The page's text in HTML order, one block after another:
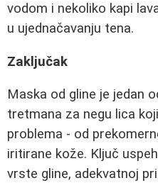
vodom i nekoliko kapi
u ujednačavanju tena.
Zaključak
Maska od gline je jedan
tretmana za negu lica
problema - od
iritirane kože. Ključ
vrste gline, adekvatnoj